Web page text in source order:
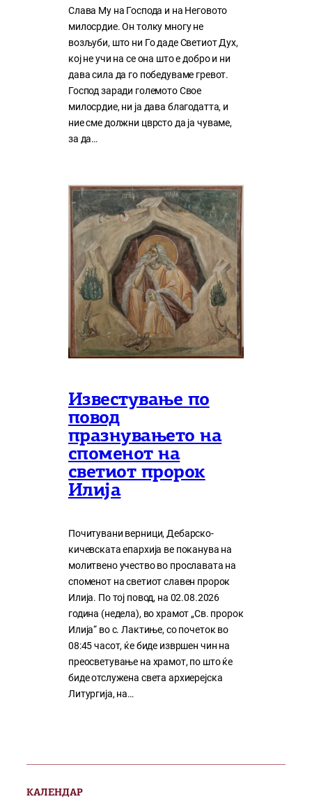
Слава Му на Господа и на Неговото
милосрдие. Он толку многу нe
возљуби, што ни Го даде Светиот Дух,
кој нe учи на сe она што е добро и ни
дава сила да го победуваме гревот.
Господ заради големото Свое
милосрдие, ни ја дава благодатта, и
ние сме должни цврсто да ја чуваме,
за да…
Известување по
повод
празнувањето на
споменот на
светиот пророк
Илија
Почитувани верници, Дебарско-
кичевската епархија ве поканува на
молитвено учество во прославата на
споменот на светиот славен пророк
Илија. По тој повод, на 02.08.2026
година (недела), во храмот „Св. пророк
Илија“ во с. Лактиње, со почеток во
08:45 часот, ќе биде извршен чин на
преосветување на храмот, по што ќе
биде отслужена света архиерејска
Литургија, на…
КАЛЕНДАР